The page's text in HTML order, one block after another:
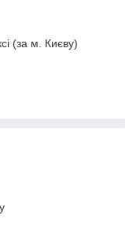
(за м. Києву)